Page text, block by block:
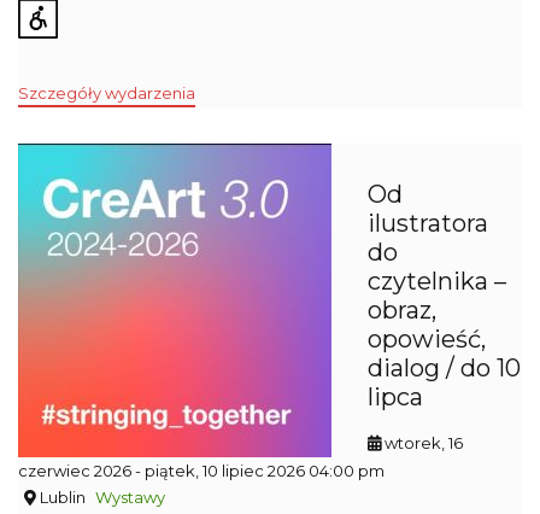
Szczegóły wydarzenia
Od
ilustratora
do
czytelnika –
obraz,
opowieść,
dialog / do 10
lipca
wtorek, 16
czerwiec 2026- piątek, 10 lipiec 2026 04:00 pm
Lublin Wystawy